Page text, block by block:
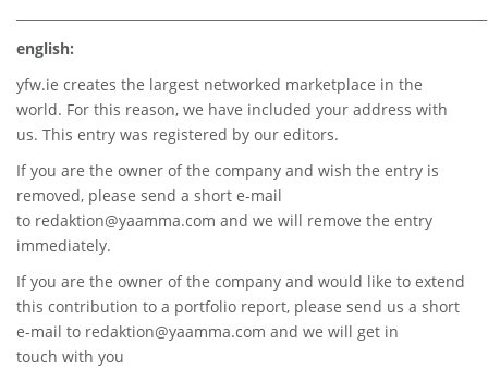
english:
yfw.ie creates the largest networked marketplace in the
world. For this reason, we have included your address with
us. This entry was registered by our editors.
If you are the owner of the company and wish the entry is
removed, please send a short e-mail
to redaktion@yaamma.com and we will remove the entry
immediately.
If you are the owner of the company and would like to extend
this contribution to a portfolio report, please send us a short
e-mail to redaktion@yaamma.com and we will get in
touch with you